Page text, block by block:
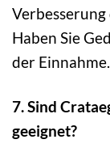
Haben Sie
der Einnahme.
7. Sind
geeignet?